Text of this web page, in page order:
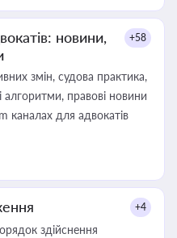
новини,
+58
змін, судова практика,
алгоритми, правові новини
каналах для адвокатів
+4
здійснення